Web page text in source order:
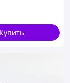
полноты
Купить